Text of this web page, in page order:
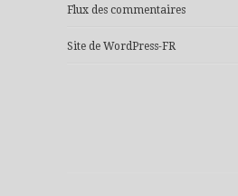
Flux des commentaires
Site de WordPress-FR